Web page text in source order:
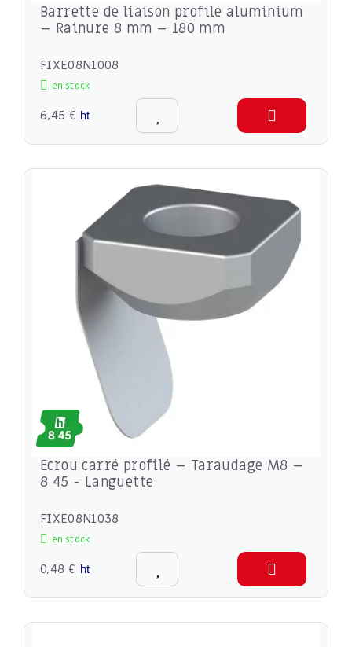
Barrette de liaison profilé aluminium
– Rainure 8 mm – 180 mm
FIXE08N1008
en stock
6,45 € ht
Ecrou carré profilé – Taraudage M8 –
8 45 - Languette
FIXE08N1038
en stock
0,48 € ht